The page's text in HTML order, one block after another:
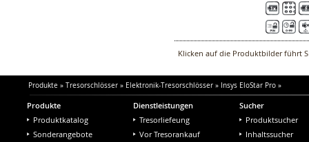
Klicken auf die Produktbilder führt
Produkte » Tresorschlösser» Elektronik-Tresorschlösser» Insys EloStar Pro»
Produkte
Produktkatalog
Sonderangebote
Dienstleistungen
Tresorliefeung
Vor Tresorankauf
Sucher
Produktsucher
Inhaltssucher